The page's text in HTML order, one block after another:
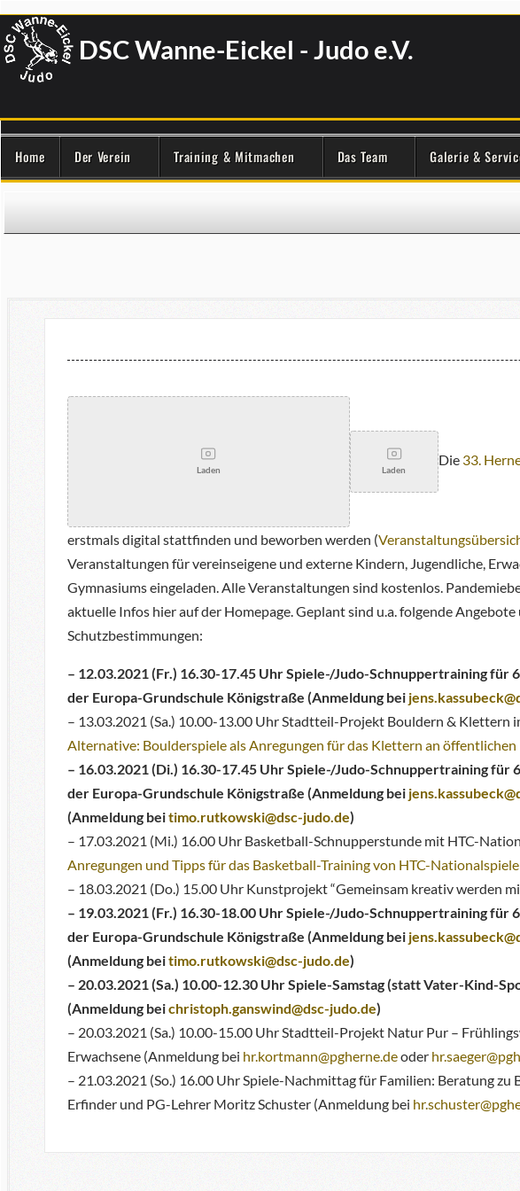
DSC Wanne-Eickel - Judo e.V.
Home Der Verein Training & Mitmachen Das Team Galerie &
Laden Laden
Die 33.
erstmals digital stattfinden und beworben werden (
Veranstaltungen für vereinseigene und externe Kindern, Jugendliche,
Gymnasiums eingeladen. Alle Veranstaltungen sind kostenlos.
aktuelle Infos hier auf der Homepage. Geplant sind u.a. folgende
Schutzbestimmungen:
– 12.03.2021 (Fr.) 16.30-17.45 Uhr Spiele-/Judo-Schnuppertraining
der Europa-Grundschule Königstraße (Anmeldung bei
– 13.03.2021 (Sa.) 10.00-13.00 Uhr Stadtteil-Projekt Bouldern & Klettern
Alternative: Boulderspiele als Anregungen für das Klettern an
– 16.03.2021 (Di.) 16.30-17.45 Uhr Spiele-/Judo-Schnuppertraining für
der Europa-Grundschule Königstraße (Anmeldung bei
(Anmeldung beitimo.rutkowski@dsc-judo.de)
– 17.03.2021 (Mi.) 16.00 Uhr Basketball-Schnupperstunde mit HTC-
Anregungen und Tipps für das Basketball-Training von HTC-
– 18.03.2021 (Do.) 15.00 Uhr Kunstprojekt “Gemeinsam kreativ werden
– 19.03.2021 (Fr.) 16.30-18.00 Uhr Spiele-/Judo-Schnuppertraining für
der Europa-Grundschule Königstraße (Anmeldung bei
(Anmeldung beitimo.rutkowski@dsc-judo.de)
– 20.03.2021 (Sa.) 10.00-12.30 Uhr Spiele-Samstag (statt Vater-Kind-
(Anmeldung beichristoph.ganswind@dsc-judo.de)
– 20.03.2021 (Sa.) 10.00-15.00 Uhr Stadtteil-Projekt Natur Pur –
Erwachsene (Anmeldung bei hr.kortmann@pgherne.deoder
– 21.03.2021 (So.) 16.00 Uhr Spiele-Nachmittag für Familien: Beratung
Erfinder und PG-Lehrer Moritz Schuster (Anmeldung bei